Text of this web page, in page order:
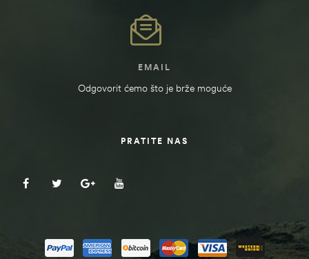
EMAIL
Odgovorit ćemo što je brže moguće
PRATITE NAS